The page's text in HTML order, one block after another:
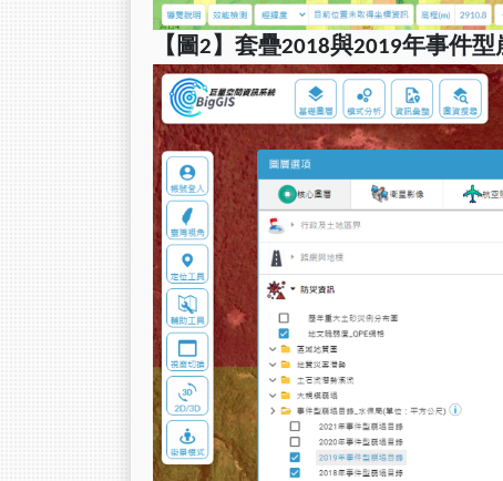
【圖2】套疊2018與2019年事件